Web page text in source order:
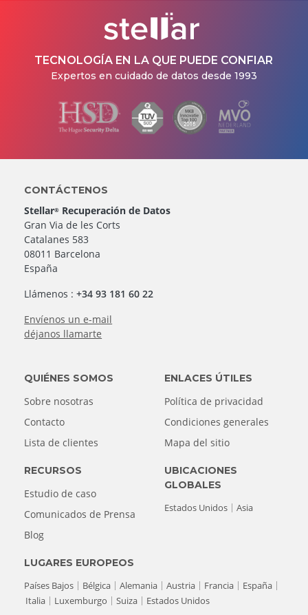
TECNOLOGÍA EN LA QUE PUEDE CONFIAR
Expertos en cuidado de datos desde 1993
CONTÁCTENOS
Stellar® Recuperación de Datos
Gran Via de les Corts
Catalanes 583
08011 Barcelona
España
Llámenos :+34 93 181 60 22
Envíenos un e-mail
déjanos llamarte
QUIÉNES SOMOS
Sobre nosotras
Contacto
Lista de clientes
ENLACES ÚTILES
Política de privacidad
Condiciones generales
Mapa del sitio
RECURSOS
Estudio de caso
Comunicados de Prensa
Blog
LUGARES EUROPEOS
Países Bajos
Bélgica Alemania Austria Francia
España
Italia
Luxemburgo Suiza Estados Unidos
UBICACIONES
GLOBALES
Estados Unidos
Asia